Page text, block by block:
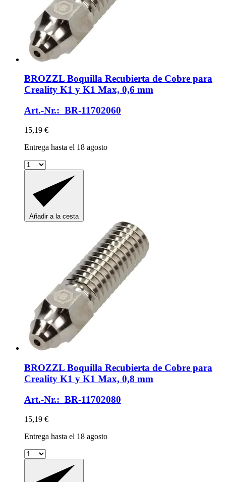
BROZZL Boquilla Recubierta de Cobre para
Creality K1 y K1 Max, 0,6 mm
Art.-Nr.: BR-11702060
15,19 €
Entrega hasta el 18 agosto
Añadir a la cesta
BROZZL Boquilla Recubierta de Cobre para
Creality K1 y K1 Max, 0,8 mm
Art.-Nr.: BR-11702080
15,19 €
Entrega hasta el 18 agosto